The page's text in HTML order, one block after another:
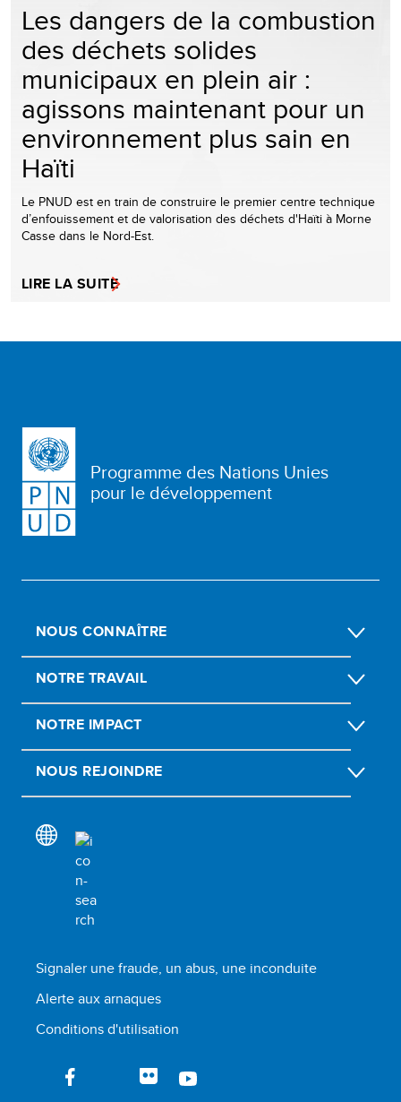
Les dangers de la combustion
des déchets solides
municipaux en plein air :
agissons maintenant pour un
environnement plus sain en
Haïti
Le PNUD est en train de construire le premier centre technique
d’enfouissement et de valorisation des déchets d'Haïti à Morne
Casse dans le Nord-Est.
LIRE LA SUITE
Programme des Nations Unies
pour le développement
NOUS CONNAÎTRE
NOTRE TRAVAIL
NOTRE IMPACT
NOUS REJOINDRE
Signaler une fraude, un abus, une inconduite
Alerte aux arnaques
Conditions d'utilisation